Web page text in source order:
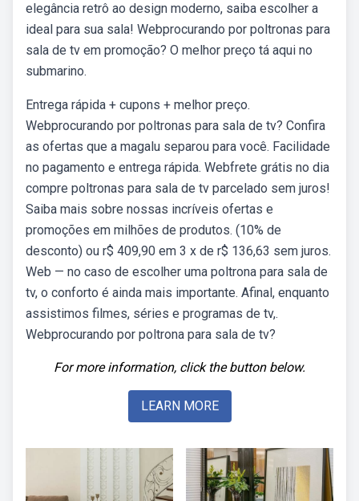
elegância retrô ao design moderno, saiba escolher a
ideal para sua sala! Webprocurando por poltronas para
sala de tv em promoção? O melhor preço tá aqui no
submarino.
Entrega rápida + cupons + melhor preço.
Webprocurando por poltronas para sala de tv? Confira
as ofertas que a magalu separou para você. Facilidade
no pagamento e entrega rápida. Webfrete grátis no dia
compre poltronas para sala de tv parcelado sem juros!
Saiba mais sobre nossas incríveis ofertas e
promoções em milhões de produtos. (10% de
desconto) ou r$ 409,90 em 3 x de r$ 136,63 sem juros.
Web — no caso de escolher uma poltrona para sala de
tv, o conforto é ainda mais importante. Afinal, enquanto
assistimos filmes, séries e programas de tv,.
Webprocurando por poltrona para sala de tv?
For more information, click the button below.
LEARN MORE